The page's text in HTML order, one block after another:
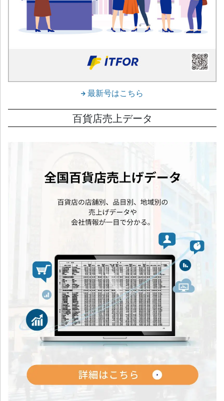
最新号はこちら
百貨店売上データ